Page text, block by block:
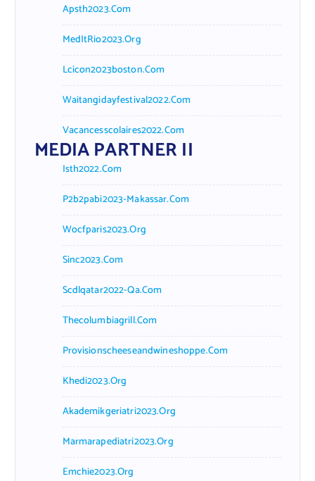
Apsth2023.com
MedItRio2023.org
Lcicon2023boston.com
Waitangidayfestival2022.com
Vacancesscolaires2022.com
MEDIA PARTNER II
Isth2022.com
P2b2pabi2023-Makassar.com
Wocfparis2023.org
Sinc2023.com
Scdlqatar2022-Qa.com
Thecolumbiagrill.com
Provisionscheeseandwineshoppe.com
Khedi2023.org
Akademikgeriatri2023.org
Marmarapediatri2023.org
Emchie2023.org